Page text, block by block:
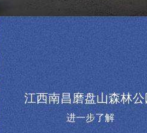
江西南昌磨盘山森林公
进一步了解